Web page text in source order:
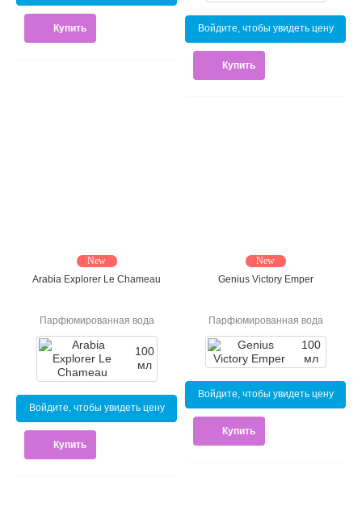
Купить Войдите, чтобы увидеть цену
Купить
New
Arabia Explorer Le Chameau
Парфюмированная вода
100
мл
Войдите, чтобы увидеть цену
Купить
New
Genius Victory Emper
Парфюмированная вода
100
мл
Войдите, чтобы увидеть цену
Купить